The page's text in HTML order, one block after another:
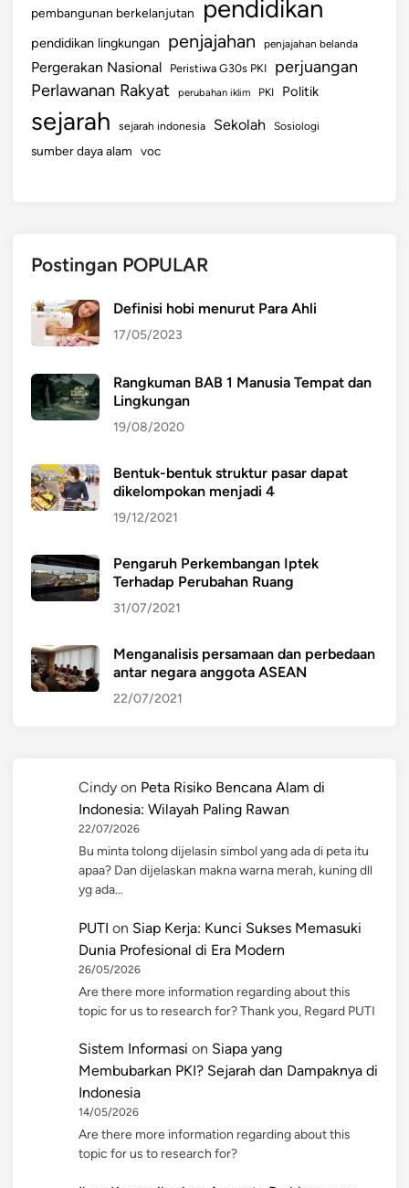
pembangunan berkelanjutan pendidikan
pendidikan lingkungan penjajahan penjajahan belanda
Pergerakan Nasional Peristiwa G30s PKI perjuangan
Perlawanan Rakyat perubahan iklim PKI Politik
sejarah sejarah indonesia Sekolah Sosiologi
sumber daya alam voc
Postingan POPULAR
Definisi hobi menurut Para Ahli
17/05/2023
Rangkuman BAB 1 Manusia Tempat dan
Lingkungan
19/08/2020
Bentuk-bentuk struktur pasar dapat
dikelompokan menjadi 4
19/12/2021
Pengaruh Perkembangan Iptek
Terhadap Perubahan Ruang
31/07/2021
Menganalisis persamaan dan perbedaan
antar negara anggota ASEAN
22/07/2021
Cindy on Peta Risiko Bencana Alam di
Indonesia: Wilayah Paling Rawan
22/07/2026
Bu minta tolong dijelasin simbol yang ada di peta itu
apaa? Dan dijelaskan makna warna merah, kuning dll
yg ada…
PUTI on Siap Kerja: Kunci Sukses Memasuki
Dunia Profesional di Era Modern
26/05/2026
Are there more information regarding about this
topic for us to research for? Thank you, Regard PUTI
Sistem Informasi on Siapa yang
Membubarkan PKI? Sejarah dan Dampaknya di
Indonesia
14/05/2026
Are there more information regarding about this
topic for us to research for?